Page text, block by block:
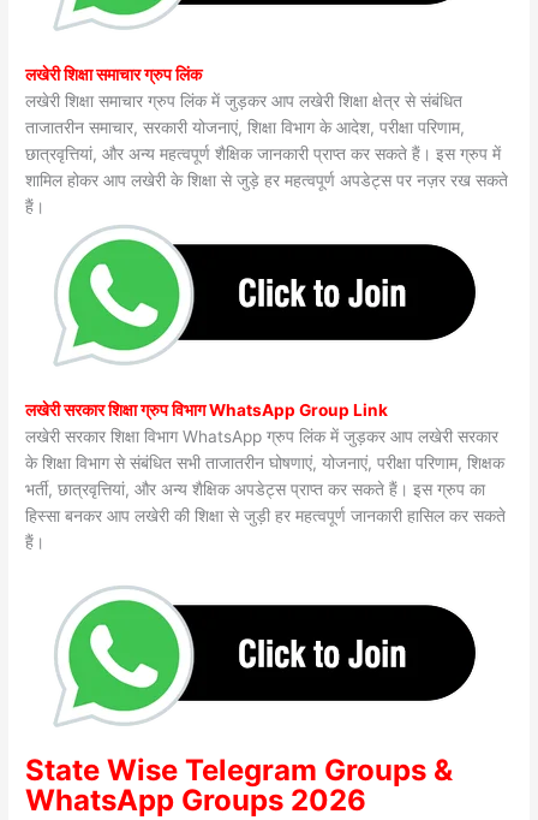
लखेरी शिक्षा समाचार ग्रुप लिंक
लखेरी शिक्षा समाचार ग्रुप लिंक में जुड़कर आप लखेरी शिक्षा क्षेत्र से संबंधित
ताजातरीन समाचार, सरकारी योजनाएं, शिक्षा विभाग के आदेश, परीक्षा परिणाम,
छात्रवृत्तियां, और अन्य महत्वपूर्ण शैक्षिक जानकारी प्राप्त कर सकते हैं। इस ग्रुप में
शामिल होकर आप लखेरी के शिक्षा से जुड़े हर महत्वपूर्ण अपडेट्स पर नज़र रख सकते
हैं।
लखेरी सरकार शिक्षा ग्रुप विभाग WhatsApp Group Link
लखेरी सरकार शिक्षा विभाग WhatsApp ग्रुप लिंक में जुड़कर आप लखेरी सरकार
के शिक्षा विभाग से संबंधित सभी ताजातरीन घोषणाएं, योजनाएं, परीक्षा परिणाम, शिक्षक
भर्ती, छात्रवृत्तियां, और अन्य शैक्षिक अपडेट्स प्राप्त कर सकते हैं। इस ग्रुप का
हिस्सा बनकर आप लखेरी की शिक्षा से जुड़ी हर महत्वपूर्ण जानकारी हासिल कर सकते
हैं।
State WiseTelegram Groups &
WhatsApp Groups 2026